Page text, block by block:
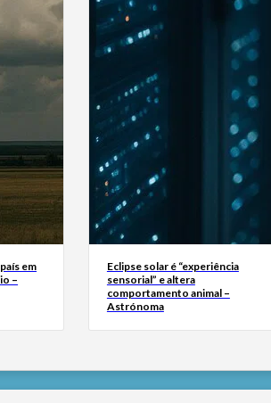
em
–
Eclipse solar é “experiência
sensorial” e altera
comportamento animal –
Astrónoma